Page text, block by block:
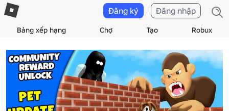
Bảng xếp hạng Chợ Tạo Robux
Đăng ký Đăng nhập